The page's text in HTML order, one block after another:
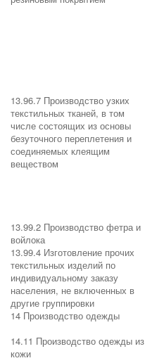
13.96.7 Производство узких
текстильных тканей, в том
числе состоящих из основы
безуточного переплетения и
соединяемых клеящим
веществом
13.99.2 Производство фетра и
войлока
13.99.4 Изготовление прочих
текстильных изделий по
индивидуальному заказу
населения, не включенных в
другие группировки
14 Производство одежды
14.11 Производство одежды из
кожи